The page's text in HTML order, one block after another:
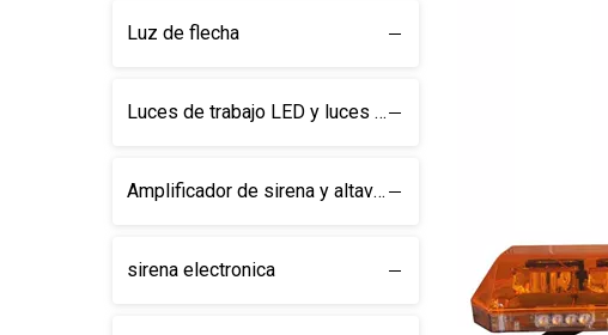
Luz de flecha
Luces de trabajo LED y luces de búsqueda
Amplificador de sirena y altavoz
sirena electronica